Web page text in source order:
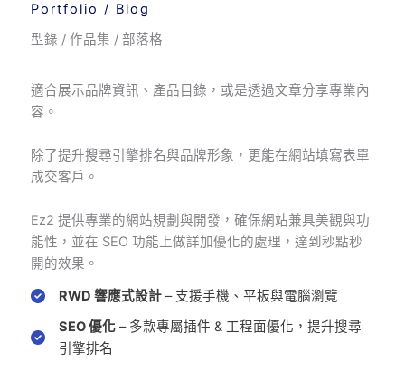
Portfolio / Blog
型錄 / 作品集 / 部落格
適合展示品牌資訊、產品目錄，或是透過文章分享專業內
容。
除了提升搜尋引擎排名與品牌形象，更能在網站填寫表單
成交客戶。
Ez2 提供專業的網站規劃與開發，確保網站兼具美觀與功
能性，並在 SEO 功能上做詳加優化的處理，達到秒點秒
開的效果。
RWD 響應式設計 – 支援手機、平板與電腦瀏覽
SEO 優化 – 多款專屬插件 & 工程面優化，提升搜尋
引擎排名